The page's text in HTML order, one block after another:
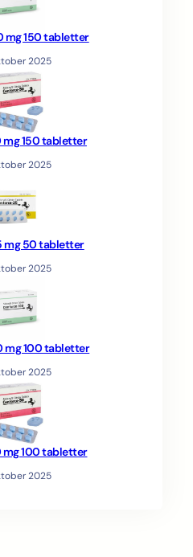
mg 150 tabletter
2025
mg 150 tabletter
2025
mg 50 tabletter
2025
mg 100 tabletter
2025
mg 100 tabletter
2025